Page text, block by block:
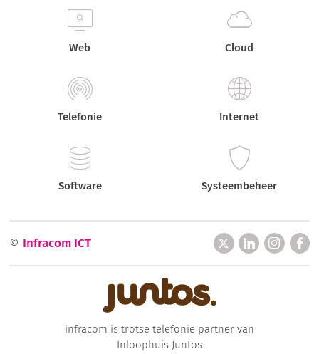
Web Cloud
Telefonie Internet
Software Systeembeheer
© Infracom ICT
infracom is trotse telefonie partner van
Inloophuis Juntos